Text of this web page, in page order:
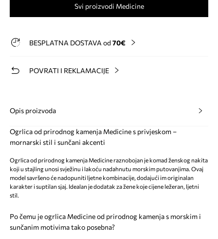
Svi proizvodi Medicine
BESPLATNA DOSTAVA od 70€
POVRATI I REKLAMACIJE
Opis proizvoda
Ogrlica od prirodnog kamenja Medicine s privjeskom –
mornarski stil i sunčani akcenti
Ogrlica od prirodnog kamenja Medicine raznobojan je komad ženskog nakita
koji u stajling unosi svježinu i lakoću nadahnutu morskim putovanjima. Ovaj
model savršeno će nadopuniti ljetne kombinacije, dodajući im originalan
karakter i suptilan sjaj. Idealan je dodatak za žene koje cijene ležeran, ljetni
stil.
Po čemu je ogrlica Medicine od prirodnog kamenja s morskim i
sunčanim motivima tako posebna?